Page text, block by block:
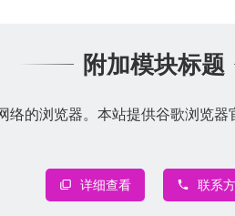
附加模块标题
的浏览器。本站提供谷歌浏览
详细查看 联系